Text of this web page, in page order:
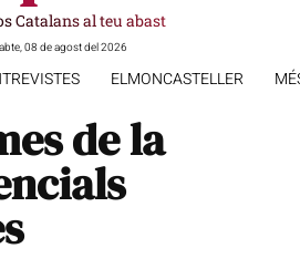
Catalans al teu abast
08 de agost del 2026
ELMONCASTELLER
de la